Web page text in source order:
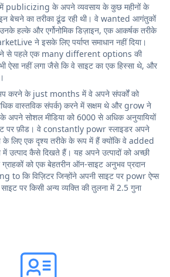
में publicizing के अपने व्यवसाय के कुछ महीनों के
बेचने का तरीका ढूंढ रही थी। वे wanted आगंतुकों
हल्के और एर्गोनोमिक डिज़ाइन, एक आकर्षक तरीके
ने इसके लिए पर्याप्त समाधान नहीं दिया।
से पहले एक many different options की
ऐसा नहीं लगा जैसे कि वे साइट का एक हिस्सा थे, और
करने के just months में वे अपने संपर्कों को
वास्तविक संपर्क) करने में सक्षम थे और grow ने
अपने सोशल मीडिया को 6000 से अधिक अनुयायियों
पर फ़ीड। वे constantly powr स्लाइडर अपने
के लिए एक दृश्य तरीके के रूप में हैं क्योंकि वे added
में उत्पाद कैसे दिखते हैं। यह अपने उत्पादों को अच्छी
को एक बेहतरीन ऑन-साइट अनुभव प्रदान
to कि विज़िटर जिन्होंने अपनी साइट पर powr ऐप्स
पर किसी अन्य व्यक्ति की तुलना में 2.5 गुना